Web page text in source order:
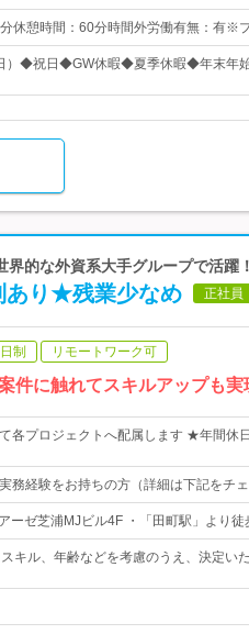
休憩時間：60分時間外労働有無：有※
）◆祝日◆GW休暇◆夏季休暇◆年末年
的な外資系大手グループで活躍！
あり★残業少なめ 正社員
制 リモートワーク可
件に触れてスキルアップも実
各プロジェクトへ配属します ★年間休
務経験をお持ちの方（詳細は下記をチェ
ーゼ芝浦MJビル4F ・「田町駅」より
キル、年齢などを考慮のうえ、決定い